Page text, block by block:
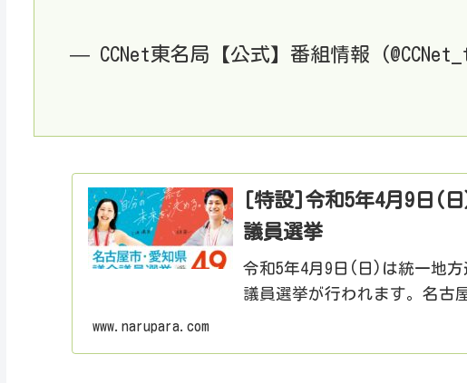
— CCNet東名局【公式】番組情報
[特設]令和5年4月9日(
議員選挙
令和5年4月9日(日)は統一地
議員選挙が行われます。名古
を作成しましたので、これ
www.narupara.com